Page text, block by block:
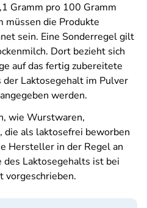
Gramm pro 100 Gramm
müssen die Produkte
sein. Eine Sonderregel gilt
Dort bezieht sich
auf das fertig zubereitete
der Laktosegehalt im Pulver
werden.
wie Wurstwaren,
die als laktosefrei beworben
Hersteller in der Regel an
Laktosegehalts ist bei
vorgeschrieben.